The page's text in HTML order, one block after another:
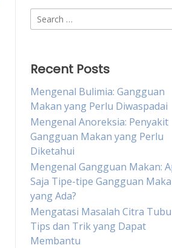
Search
for:
Recent Posts
Mengenal Bulimia: Gangguan
Makan yang Perlu Diwaspadai
Mengenal Anoreksia: Penyakit
Gangguan Makan yang Perlu
Diketahui
Mengenal Gangguan Makan:
Saja Tipe-tipe Gangguan
yang Ada?
Mengatasi Masalah Citra
Tips dan Trik yang Dapat
Membantu